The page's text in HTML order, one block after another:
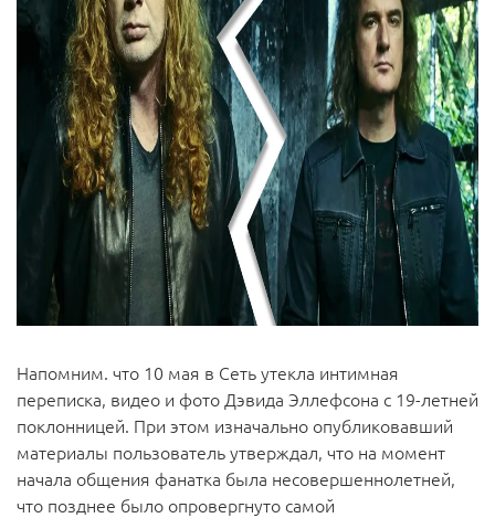
Напомним. что 10 мая в Сеть утекла интимная
переписка, видео и фото Дэвида Эллефсона с 19-летней
поклонницей. При этом изначально опубликовавший
материалы пользователь утверждал, что на момент
начала общения фанатка была несовершеннолетней,
что позднее было опровергнуто самой